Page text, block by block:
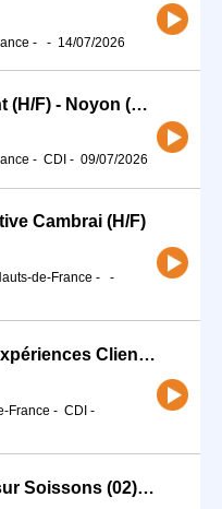
- - 14/07/2026
Conseiller Sportif Polyvalent (H/F) - Noyon (H/F)
- CDI - 09/07/2026
Cambrai (H/F)
de-France -
-
Conseiller-ère Services et Expériences Client Pêche (H/F) - Temps partiel
France - CDI -
Educateur sportif Football sur Soissons (02) (H/F)